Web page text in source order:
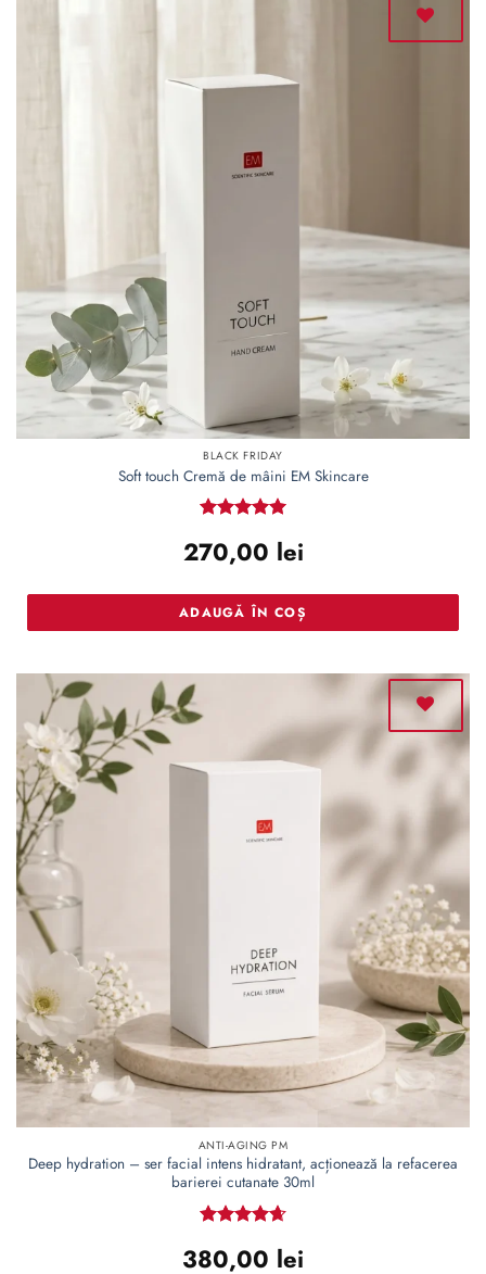
BLACK FRIDAY
Soft touch Cremă de mâini EM Skincare
5din 5
270,00 lei
ADAUGĂ ÎN COȘ
Adaugă
la lista
dorințe
ANTI-AGING PM
Deep hydration – ser facial intens hidratant, acționează la refacerea
barierei cutanate 30ml
4.67 din 5
380,00 lei